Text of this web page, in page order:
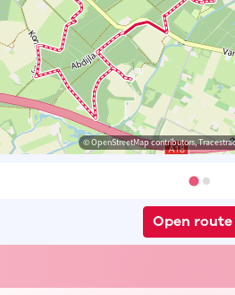
© OpenStreetMap contributors,
Open route